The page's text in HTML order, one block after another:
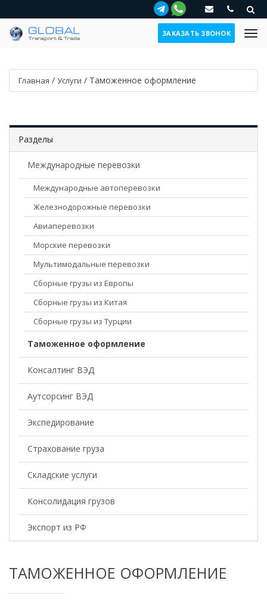
ЗАКАЗАТЬ ЗВОНОК
Главная / Услуги / Таможенное оформление
Разделы
Международные перевозки
Международные автоперевозки
Железнодорожные перевозки
Авиаперевозки
Морские перевозки
Мультимодальные перевозки
Сборные грузы из Европы
Сборные грузы из Китая
Сборные грузы из Турции
Таможенное оформление
Консалтинг ВЭД
Аутсорсинг ВЭД
Экспедирование
Страхование груза
Складские услуги
Консолидация грузов
Экспорт из РФ
ТАМОЖЕННОЕ ОФОРМЛЕНИЕ